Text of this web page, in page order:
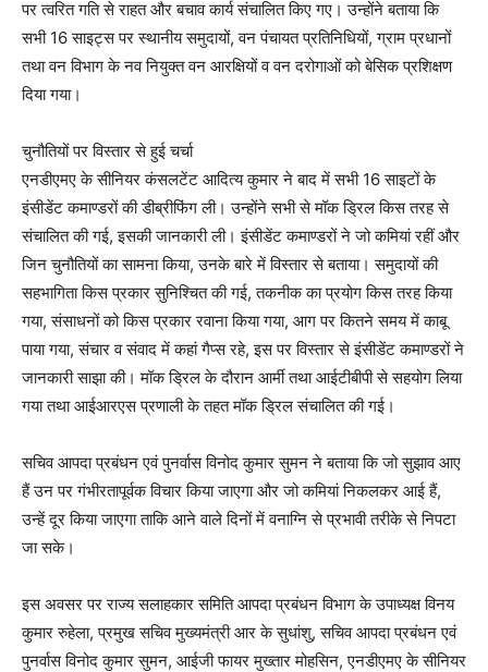
पर त्वरित गति से राहत और बचाव कार्य संचालित किए गए। उन्होंने बताया कि
सभी 16 साइट्स पर स्थानीय समुदायों, वन पंचायत प्रतिनिधियों, ग्राम प्रधानों
तथा वन विभाग के नव नियुक्त वन आरक्षियों व वन दरोगाओं को बेसिक प्रशिक्षण
दिया गया।
चुनौतियों पर विस्तार से हुई चर्चा
एनडीएमए के सीनियर कंसलटेंट आदित्य कुमार ने बाद में सभी 16 साइटों के
इंसीडेंट कमाण्डरों की डीब्रीफिंग ली। उन्होंने सभी से मॉक ड्रिल किस तरह से
संचालित की गई, इसकी जानकारी ली। इंसीडेंट कमाण्डरों ने जो कमियां रहीं और
जिन चुनौतियों का सामना किया, उनके बारे में विस्तार से बताया। समुदायों की
सहभागिता किस प्रकार सुनिश्चित की गई, तकनीक का प्रयोग किस तरह किया
गया, संसाधनों को किस प्रकार रवाना किया गया, आग पर कितने समय में काबू
पाया गया, संचार व संवाद में कहां गैप्स रहे, इस पर विस्तार से इंसीडेंट कमाण्डरों ने
जानकारी साझा की। मॉक ड्रिल के दौरान आर्मी तथा आईटीबीपी से सहयोग लिया
गया तथा आईआरएस प्रणाली के तहत मॉक ड्रिल संचालित की गई।
सचिव आपदा प्रबंधन एवं पुनर्वास विनोद कुमार सुमन ने बताया कि जो सुझाव आए
हैं उन पर गंभीरतापूर्वक विचार किया जाएगा और जो कमियां निकलकर आई हैं,
उन्हें दूर किया जाएगा ताकि आने वाले दिनों में वनाग्नि से प्रभावी तरीके से निपटा
जा सके।
इस अवसर पर राज्य सलाहकार समिति आपदा प्रबंधन विभाग के उपाध्यक्ष विनय
कुमार रुहेला, प्रमुख सचिव मुख्यमंत्री आर के सुधांशु, सचिव आपदा प्रबंधन एवं
पुनर्वास विनोद कुमार सुमन, आईजी फायर मुख्तार मोहसिन, एनडीएमए के सीनियर